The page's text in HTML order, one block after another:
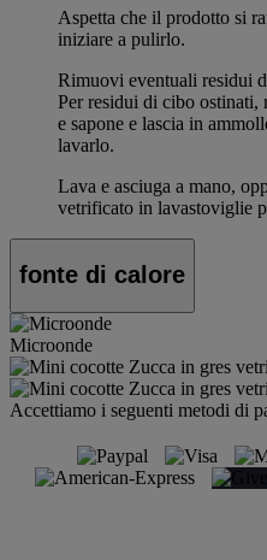
Aspetta che il prodotto si
iniziare a pulirlo.
Rimuovi eventuali residui
Per residui di cibo
e sapone e lascia in
lavarlo.
Lava e asciuga a mano,
vetrificato in lavastoviglie
fonte di calore
Microonde
Accettiamo i seguenti metodi di